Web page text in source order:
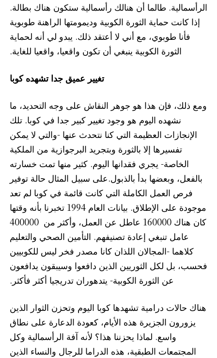
الرأسمالية. طالما أن هنالك رأسمالية ستكون هناك بطالة.
إذا كانت حماية الثورة الكوبية وديمومتها الراهنة طوبوية
فأنا طوبوي، مع أني لا أعتقد ذلك. يبدو لي أنه لحماية
الثورة الكوبية ينبغي أن تكون واقعيا، واقعيا للغاية.
تغيير عميق جدا تشهده كوبا
ومع ذلك، فإن هذا هو جوهر النقاش على وجه التحديد، ما
نشهده اليوم هو وجود تغيير كبير جدا في كوبا. تلك
الإنجازات العظيمة التي كنا نتحدث عنها -والتي لا يمكن
تفسيرها إلا بالثورة وبتجريد البرجوازية من الملكية
الخاصة- يجري فقدانها اليوم. كثير منها تمت خسارته
بالفعل، وبعضها بدأ بالذبول.على سبيل المثال حالة توفير
فرص العمل الكاملة التي كانت قائمة في كوبا لم تعد
موجودة على الإطلاق. بيانات العام 1994 تخبرنا بأنه وقتها
كان هناك 160000 عاطل عن العمل، وأكثر من 400000
عامل تنبغي إعادة تصنيفهم. التأمين الصحي والتعليم
كلاهما -المجالان اللذان كانا مصدر فخر ليس للكوبيين
فحسب، بل لكل الثوريين الذين دافعوا وسيبقون يدافعون
عن الثورة الكوبية- يتدهوران تدريجيا أكثر فأكثر.
هناك حالات درامية تشهدها كوبا اليوم وتحزن الثوار الذين
يزورون الجزيرة هذه الأيام، كعودة الدعارة على نطاق
واسع. لماذا يحزننا هذا؟ لأنه آفة الرأسمالية وكل
المجتمعات الطبقية، هذه الدراما للرجال والنساء الذين